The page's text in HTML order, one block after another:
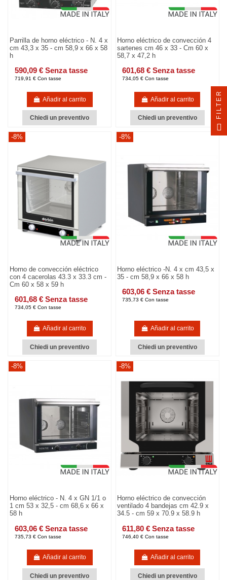
Parrilla de horno eléctrico - N. 4 x
cm 43,3 x 35 - cm 58,9 x 66 x 58
h
590,09 € Senza tasse
719,91 € Con tasse
Añadir al carrito
Chiedi un preventivo
Horno eléctrico de convección 4
sartenes cm 46 x 33 - Cm 60 x
58,7 x 47,2 h
601,68 € Senza tasse
734,05 € Con tasse
Añadir al carrito
Chiedi un preventivo
-8%
Horno de convección eléctrico
con 4 cacerolas 43.3 x 33.3 cm -
Cm 60 x 58 x 59 h
601,68 € Senza tasse
734,05 € Con tasse
Añadir al carrito
Chiedi un preventivo
-8%
Horno eléctrico -N. 4 x cm 43,5 x
35 - cm 58,9 x 66 x 58 h
603,06 € Senza tasse
735,73 € Con tasse
Añadir al carrito
Chiedi un preventivo
-8%
Horno eléctrico - N. 4 x GN 1/1 o
1 cm 53 x 32,5 - cm 68,6 x 66 x
58 h
603,06 € Senza tasse
735,73 € Con tasse
Añadir al carrito
Chiedi un preventivo
-8%
Horno eléctrico de convección
ventilado 4 bandejas cm 42.9 x
34.5 - cm 59 x 70.9 x 58.9 h
611,80 € Senza tasse
746,40 € Con tasse
Añadir al carrito
Chiedi un preventivo
FILTER